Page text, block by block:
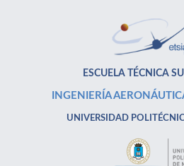
ESCUELA TÉCNICA
INGENIERÍA
UNIVERSIDAD